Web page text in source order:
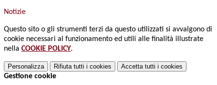
Notizie
Questo sito o gli strumenti terzi da questo utilizzati si avvalgono di
cookie necessari al funzionamento ed utili alle finalità illustrate
nella COOKIE POLICY.
Personalizza Rifiuta tutti i cookies Accetta tutti i cookies
Gestione cookie